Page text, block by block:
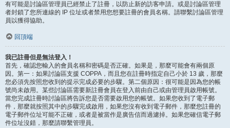
有可能是討論區管理員已經禁止了註冊，以防止新的訪客申請。或是討論區管理
者封鎖了您所連線的 IP 位址或者禁用您想要註冊的會員名稱。請聯繫討論區管理
員以獲得協助。
回頂端
我已註冊但是無法登入！
首先，確認您輸入的會員名稱和密碼是否正確。如果是，那麼可能會有兩個原
因。第一：如果討論區支援 COPPA，而且您在註冊時指定自己小於 13 歲，那麼
您必須先按照您收到的提示完成必要的步驟。第二個原因：很可能是因為您的帳
號尚未啟用。某些討論區需要新註冊會員在登入前由自己或由管理員啟用帳號。
當您完成註冊時討論區將告訴您是否需要啟用您的帳號。如果您收到了電子郵
件，那麼就按照其中的步驟完成啟用，如果您沒有收到電子郵件，那麼您註冊的
電子郵件位址可能不正確，或者是被當作是廣告信而過濾掉。如果您確信電子郵
件位址沒錯，那麼請聯繫管理員。